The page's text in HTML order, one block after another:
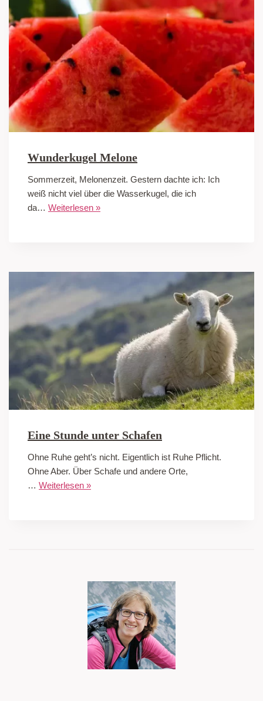
Wunderkugel Melone
Sommerzeit, Melonenzeit. Gestern dachte ich: Ich
weiß nicht viel über die Wasserkugel, die ich
da… Weiterlesen »
Eine Stunde unter Schafen
Ohne Ruhe geht’s nicht. Eigentlich ist Ruhe Pflicht.
Ohne Aber. Über Schafe und andere Orte,
… Weiterlesen »